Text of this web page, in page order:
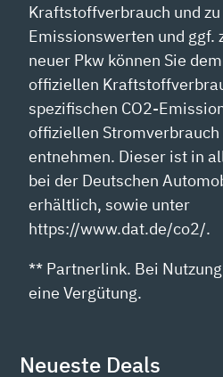
Kraftstoffverbrauch und
Emissionswerten und ggf.
neuer Pkw können Sie
offiziellen
spezifischen CO2-
offiziellen Stromverbrauch
entnehmen. Dieser ist in
bei der Deutschen
erhältlich, sowie unter
https://www.dat.de/co2/.
** Partnerlink. Bei
eine Vergütung.
Neueste Deals